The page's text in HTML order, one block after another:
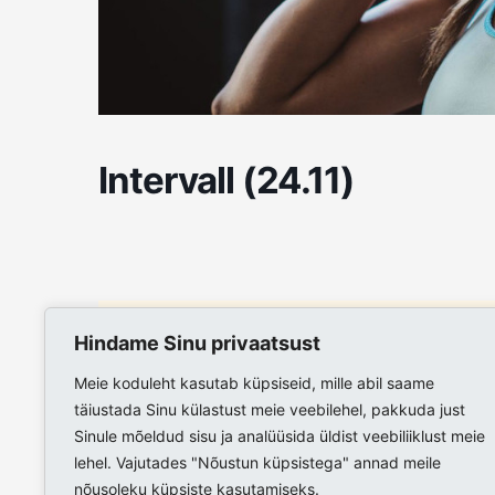
Hindame Sinu privaatsust
Meie koduleht kasutab küpsiseid, mille abil saame
täiustada Sinu külastust meie veebilehel, pakkuda just
Sinule mõeldud sisu ja analüüsida üldist veebiliiklust meie
lehel. Vajutades "Nõustun küpsistega" annad meile
nõusoleku küpsiste kasutamiseks.
Intervall (24.11)